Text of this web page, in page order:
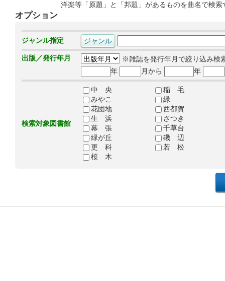
洋楽等「原題」と「邦題」があるものを曲名で検
オプション
ジャンル指定
出版／発行年月
※雑誌を発行年月で絞り込み検
年
月から 年
検索対象図書館
中 央
稲 毛
みやこ
緑
花団地
西都賀
生 浜
さつき
幕 張
千草台
緑が丘
磯 辺
更 科
若 松
桜 木